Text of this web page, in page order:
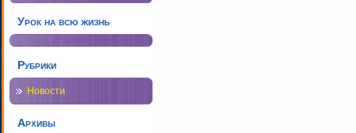
Урок на всю жизнь
Рубрики
Новости
Архивы